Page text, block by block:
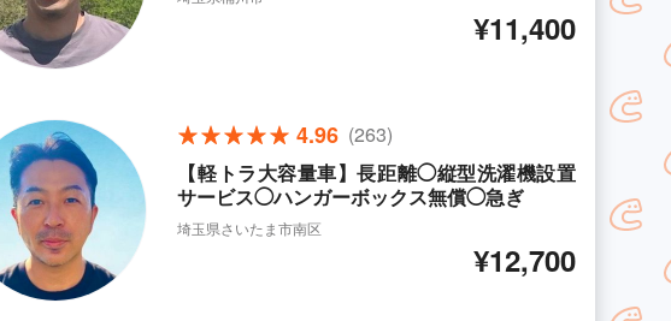
¥11,400
4.96 (263)
【軽トラ大容量車】長距離◯縦型洗濯機設置
サービス◯ハンガーボックス無償◯急ぎ
埼玉県さいたま市南区
¥12,700